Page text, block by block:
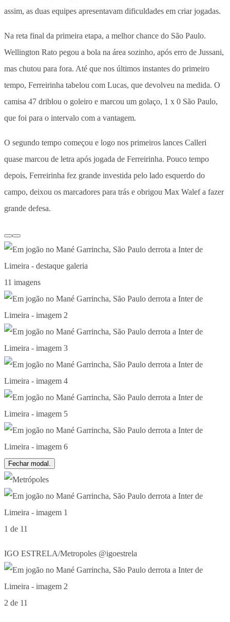
assim, as duas equipes apresentavam dificuldades em criar jogadas.
Na reta final da primeira etapa, a melhor chance do São Paulo.
Wellington Rato pegou a bola na área sozinho, após erro de Jussani,
mas chutou para fora. Até que nos últimos instantes do primeiro
tempo, Ferreirinha tabelou com Lucas, que devolveu na medida. O
camisa 47 driblou o goleiro e marcou um golaço, 1 x 0 São Paulo,
que foi para o intervalo com a vantagem.
O segundo tempo começou e logo nos primeiros lances Calleri
quase marcou de letra após jogada de Ferreirinha. Pouco tempo
depois, Ferreirinha fez grande investida pelo lado esquerdo do
campo, deixou os marcadores para trás e obrigou Max Walef a fazer
grande defesa.
11 imagens
Fechar modal.
1 de 11
IGO ESTRELA/Metropoles @igoestrela
2 de 11